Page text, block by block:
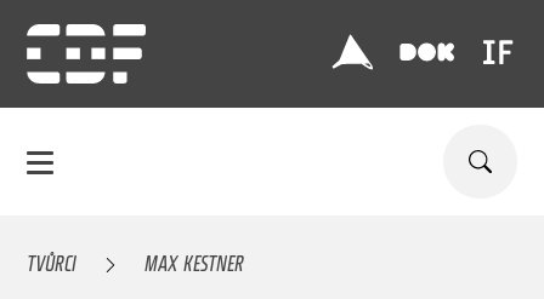
TVŮRCI MAX KESTNER